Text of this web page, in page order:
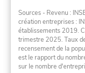
Sources - Revenu :
création entreprises :
établissements 2019.
trimestre 2025. Taux
recensement de la
est le rapport du
sur le nombre